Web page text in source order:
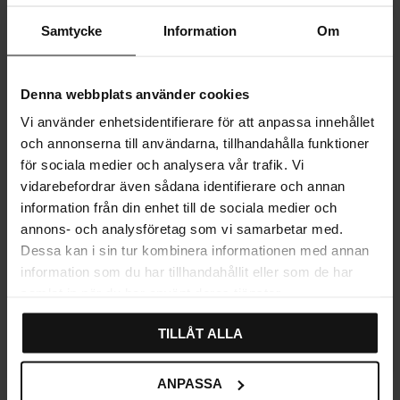
Samtycke Information Om
Denna webbplats använder cookies
Vi använder enhetsidentifierare för att anpassa innehållet
och annonserna till användarna, tillhandahålla funktioner
för sociala medier och analysera vår trafik. Vi
vidarebefordrar även sådana identifierare och annan
information från din enhet till de sociala medier och
annons- och analysföretag som vi samarbetar med.
Dessa kan i sin tur kombinera informationen med annan
information som du har tillhandahållit eller som de har
TILLÅT ALLA
ANPASSA
Treknott Ball Rund
Ubehandlet Furu
På lager
Treknott Kule Rund
106KR
På lager
Knott Folke Børstet nikkel
Lagre som favoritt
Knott Folke Messing